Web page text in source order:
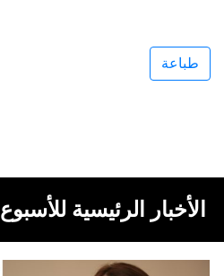
طباعة
الأخبار الرئيسية للأسبوع